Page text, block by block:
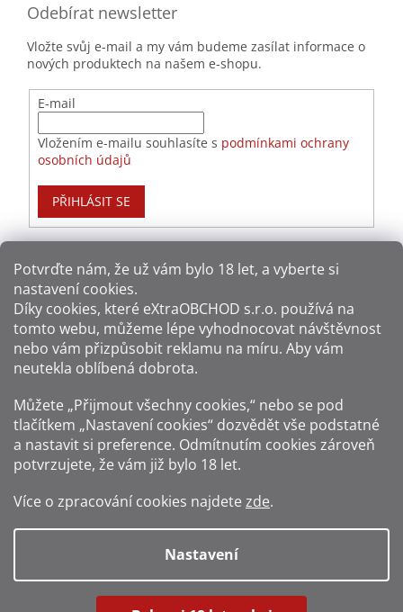
Potvrďte nám​​, že už vám bylo 18 let, a vyberte si
nastavení cookies.
Díky cookies, které eXtraOBCHOD s.r.o. používá na
tomto webu, můžeme lépe vyhodnocovat návštěvnost
nebo vám přizpůsobit reklamu na míru. Aby vám
neutekla oblíbená dobrota.
Můžete „Přijmout všechny cookies,“ nebo se pod
tlačítkem „Nastavení cookies“ dozvědět vše podstatné
a nastavit si preference. Odmítnutím cookies zároveň
potvrzujete, že vám již bylo 18 let.
Více o zpracování cookies najdete zde.
Nastavení
Odebírat newsletter
Vložte svůj e-mail a my vám budeme zasílat informace o
nových produktech na našem e-shopu.
E-mail
Vložením e-mailu souhlasíte s podmínkami ochrany
osobních údajů
PŘIHLÁSIT SE
Způsoby dopravy:
Zákaz prodeje alkoholu osobám mladším 18 let.
Vytvořil Shoptet